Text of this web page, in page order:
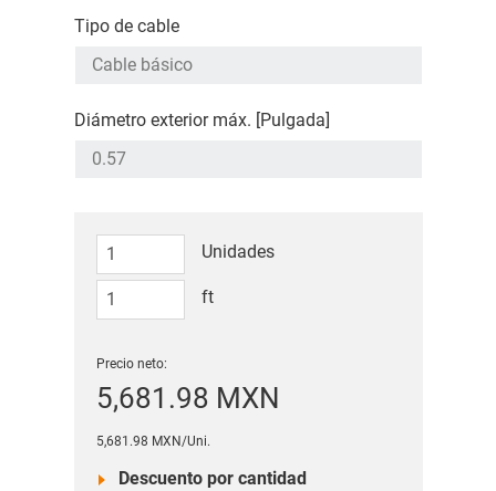
Tipo de cable
Diámetro exterior máx. [Pulgada]
Unidades
ft
Precio neto:
5,681.98 MXN
5,681.98 MXN/Uni.
Descuento por cantidad